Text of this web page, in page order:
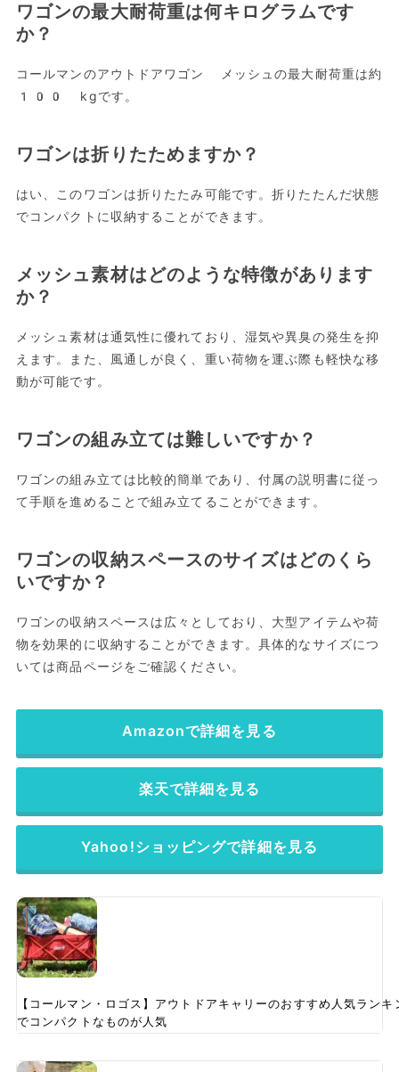
ワゴンの最大耐荷重は何キログラムです
か？
コールマンのアウトドアワゴン メッシュの最大耐荷重は約
100 kgです。
ワゴンは折りたためますか？
はい、このワゴンは折りたたみ可能です。折りたたんだ状態
でコンパクトに収納することができます。
メッシュ素材はどのような特徴があります
か？
メッシュ素材は通気性に優れており、湿気や異臭の発生を抑
えます。また、風通しが良く、重い荷物を運ぶ際も軽快な移
動が可能です。
ワゴンの組み立ては難しいですか？
ワゴンの組み立ては比較的簡単であり、付属の説明書に従っ
て手順を進めることで組み立てることができます。
ワゴンの収納スペースのサイズはどのくら
いですか？
ワゴンの収納スペースは広々としており、大型アイテムや荷
物を効果的に収納することができます。具体的なサイズにつ
いては商品ページをご確認ください。
Amazonで詳細を見る
楽天で詳細を見る
Yahoo!ショッピングで詳細を見る
【コールマン・ロゴス】アウトドアキャリーのおすすめ人気ラ
でコンパクトなものが人気